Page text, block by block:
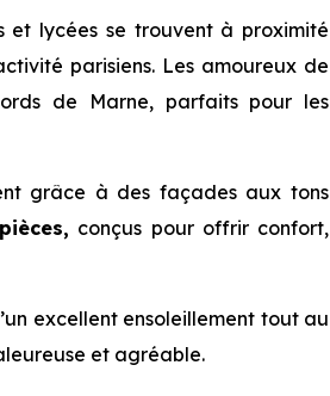
et lycées se trouvent à proximité
parisiens. Les amoureux de
de Marne, parfaits pour les
grâce à des façades aux tons
conçus pour offrir confort,
excellent ensoleillement tout au
et agréable.